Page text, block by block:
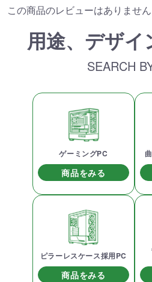
この商品のレビューはありません
用途、デザイ
SEARCH
ゲーミングPC
商品をみる
ピラーレスケース採用PC
商品をみる